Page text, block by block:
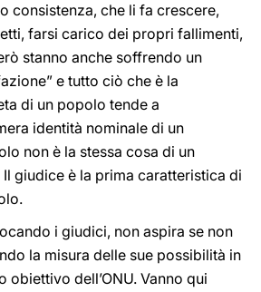
consistenza, che li fa crescere,
farsi carico dei propri fallimenti,
stanno anche soffrendo un
e tutto ciò che è la
di un popolo tende a
identità nominale di un
non è la stessa cosa di un
giudice è la prima caratteristica di
i giudici, non aspira se non
la misura delle sue possibilità in
obiettivo dell’ONU. Vanno qui